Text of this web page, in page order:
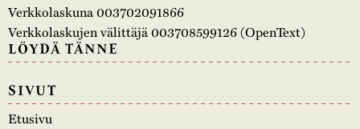
Verkkolaskuna 003702091866
Verkkolaskujen välittäjä 003708599126 (OpenText)
LÖYDÄ TÄNNE
SIVUT
Etusivu